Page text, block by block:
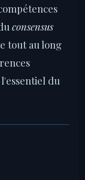
consensus
tout au long
du